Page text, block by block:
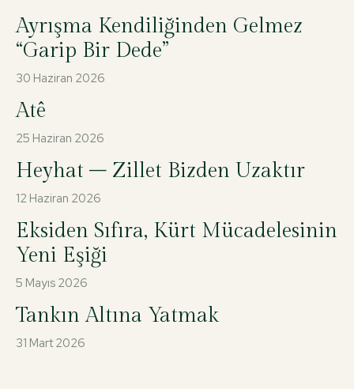
Ayrışma Kendiliğinden Gelmez
“Garip Bir Dede”
30 Haziran 2026
Atê
25 Haziran 2026
Heyhat – Zillet Bizden Uzaktır
12 Haziran 2026
Eksiden Sıfıra, Kürt Mücadelesinin
Yeni Eşiği
5 Mayıs 2026
Tankın Altına Yatmak
31 Mart 2026